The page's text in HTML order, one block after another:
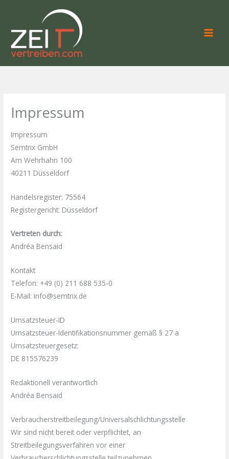
springen
Impressum
Impressum
Semtrix GmbH
Am Wehrhahn 100
40211 Düsseldorf
Handelsregister: 75564
Registergericht: Düsseldorf
Vertreten durch:
Andréa Bensaid
Kontakt
Telefon: +49 (0) 211 688 535-0
E-Mail: info@semtrix.de
Umsatzsteuer-ID
Umsatzsteuer-Identifikationsnummer gemäß § 27 a
Umsatzsteuergesetz:
DE 815576239
Redaktionell verantwortlich
Andréa Bensaid
Verbraucher­streit­beilegung/Universal­schlichtungs­stelle
Wir sind nicht bereit oder verpflichtet, an
Streitbeilegungsverfahren vor einer